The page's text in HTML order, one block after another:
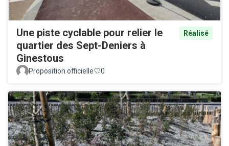
Une piste cyclable pour relier le
quartier des Sept-Deniers à
Ginestous
Réalisé
Proposition officielle 0